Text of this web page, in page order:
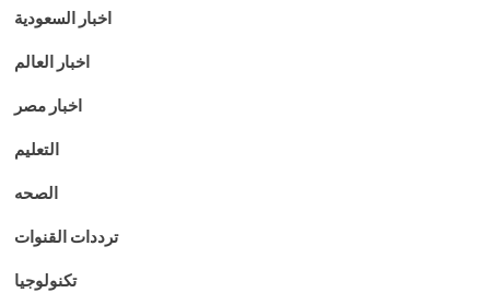
اخبار السعودية
اخبار العالم
اخبار مصر
التعليم
الصحه
ترددات القنوات
تكنولوجيا